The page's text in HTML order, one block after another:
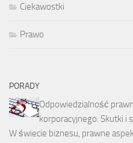
Ciekawostki
Prawo
PORADY
Odpowiedzialność
korporacyjnego: Skutki i
W świecie biznesu, prawne